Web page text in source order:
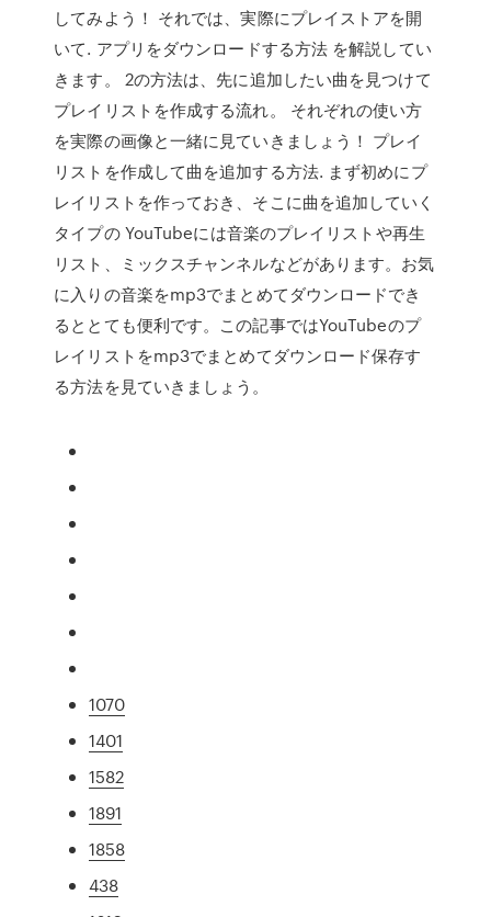
してみよう！ それでは、実際にプレイストアを開
いて. アプリをダウンロードする方法 を解説してい
きます。 2の方法は、先に追加したい曲を見つけて
プレイリストを作成する流れ。 それぞれの使い方
を実際の画像と一緒に見ていきましょう！ プレイ
リストを作成して曲を追加する方法. まず初めにプ
レイリストを作っておき、そこに曲を追加していく
タイプの YouTubeには音楽のプレイリストや再生
リスト、ミックスチャンネルなどがあります。お気
に入りの音楽をmp3でまとめてダウンロードでき
るととても便利です。この記事ではYouTubeのプ
レイリストをmp3でまとめてダウンロード保存す
る方法を見ていきましょう。
1070
1401
1582
1891
1858
438